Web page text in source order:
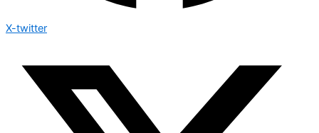
X-twitter